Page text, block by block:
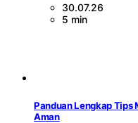
30.07.26
5 min
Panduan Lengkap Tips
Aman